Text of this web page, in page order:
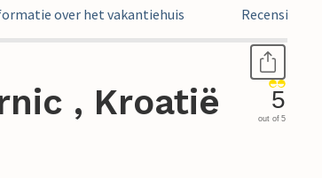
over het vakantiehuis Recensies
, Kroatië 5
out of 5